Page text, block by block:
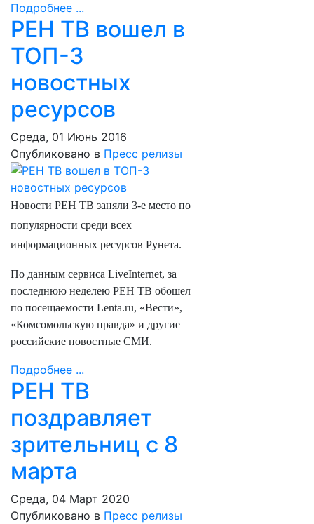
Подробнее ...
РЕН ТВ вошел в
ТОП-3
новостных
ресурсов
Среда, 01 Июнь 2016
Опубликовано в Пресс релизы
Новости РЕН ТВ заняли 3-е место по
популярности среди всех
информационных ресурсов Рунета.
По данным сервиса LiveInternet, за
последнюю неделею РЕН ТВ обошел
по посещаемости Lenta.ru, «Вести»,
«Комсомольскую правда» и другие
российские новостные СМИ.
Подробнее ...
РЕН ТВ
поздравляет
зрительниц с 8
марта
Среда, 04 Март 2020
Опубликовано в Пресс релизы